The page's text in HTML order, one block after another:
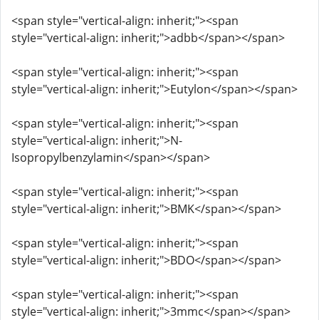
<span style="vertical-align: inherit;"><span
style="vertical-align: inherit;">adbb</span></span>
<span style="vertical-align: inherit;"><span
style="vertical-align: inherit;">Eutylon</span></span>
<span style="vertical-align: inherit;"><span
style="vertical-align: inherit;">N-
Isopropylbenzylamin</span></span>
<span style="vertical-align: inherit;"><span
style="vertical-align: inherit;">BMK</span></span>
<span style="vertical-align: inherit;"><span
style="vertical-align: inherit;">BDO</span></span>
<span style="vertical-align: inherit;"><span
style="vertical-align: inherit;">3mmc</span></span>